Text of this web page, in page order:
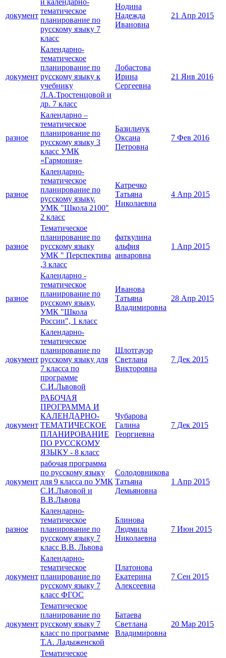
документ
и календарно-
тематическое
планирование по
русскому языку 7
класс
Нодина
Надежда
Ивановна
21 Апр 2015
документ
Календарно-
тематическое
планирование по
русскому языку к
учебнику
Л.А.Тростенцовой и
др. 7 класс
Лобастова
Ирина
Сергеевна
21 Янв 2016
разное
Календарно –
тематическое
планирование по
русскому языку 3
класс УМК
«Гармония»
Базильчук
Оксана
Петровна
7 Фев 2016
разное
Календарно-
тематическое
планирование по
русскому языку.
УМК "Школа 2100"
2 класс
Катречко
Татьяна
Николаевна
4 Апр 2015
разное
Тематическое
планирование по
русскому языку
УМК " Перспектива
,3 класс
фаткулина
альфия
анваровна
1 Апр 2015
разное
Календарно -
тематическое
планирование по
русскому языку,
УМК "Школа
России", 1 класс
Иванова
Татьяна
Владимировна
28 Апр 2015
документ
Календарно-
тематическое
планирование по
русскому языку для
7 класса по
программе
С.И.Львовой
Шлотгауэр
Светлана
Викторовна
7 Дек 2015
документ
РАБОЧАЯ
ПРОГРАММА И
КАЛЕНДАРНО-
ТЕМАТИЧЕСКОЕ
ПЛАНИРОВАНИЕ
ПО РУССКОМУ
ЯЗЫКУ - 8 класс
Чубарова
Галина
Георгиевна
7 Дек 2015
документ
рабочая программа
по русскому языку
для 9 класса по УМК
С.И.Львовой и
В.В.Львова
Солодовникова
Татьяна
Демьяновна
1 Апр 2015
разное
Календарно-
тематическое
планирование по
русскому языку 7
класс В.В. Львова
Блинова
Людмила
Николаевна
7 Июн 2015
документ
Календарно-
тематическое
планирование по
русскому языку 7
класс ФГОС
Платонова
Екатерина
Алексеевна
7 Сен 2015
документ
Тематическое
планирование по
русскому языку 7
класс по программе
Т.А. Ладыженской
Батаева
Светлана
Владимировна
20 Мар 2015
Тематическое